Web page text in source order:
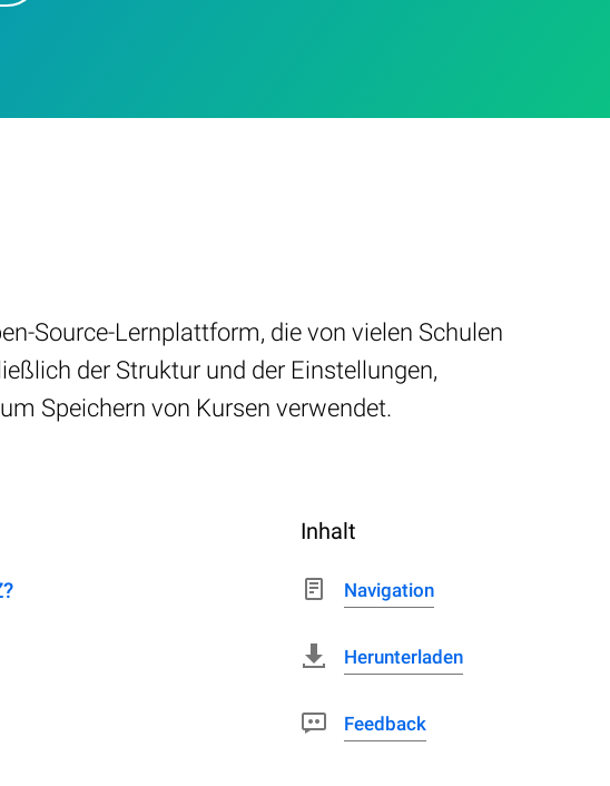
Source-Lernplattform, die von vielen Schulen
der Struktur und der Einstellungen,
Speichern von Kursen verwendet.
Inhalt
Navigation
Herunterladen
Feedback